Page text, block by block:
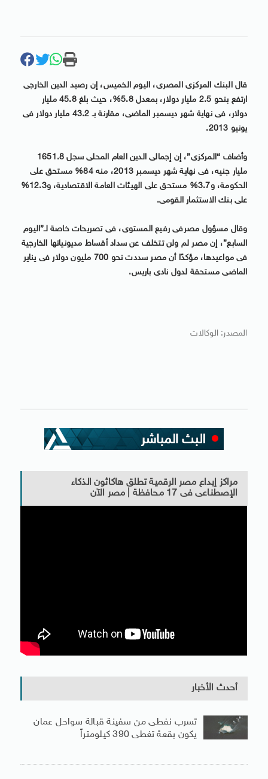
قال البنك المركزى المصرى، اليوم الخميس، إن رصيد الدين الخارجى
ارتفع بنحو 2.5 مليار دولار، بمعدل 5.8%، حيث بلغ 45.8 مليار
دولار، فى نهاية شهر ديسمبر الماضى، مقارنة بـ 43.2 مليار دولار فى
يونيو 2013.
وأضاف “المركزى”، إن إجمالى الدين العام المحلى سجل 1651.8
مليار جنيه، فى نهاية شهر ديسمبر 2013، منه 84% مستحق على
الحكومة، و3.7% مستحق على الهيئات العامة الاقتصادية، و12.3%
على بنك الاستثمار القومى.
وقال مسؤول مصرفى رفيع المستوى، فى تصريحات خاصة لـ”اليوم
السابع”، إن مصر لم ولن تتخلف عن سداد أقساط مديونياتها الخارجية
فى مواعيدها، مؤكدًا أن مصر سددت نحو 700 مليون دولار فى يناير
الماضى مستحقة لدول نادى باريس.
المصدر: الوكالات
مراكز إبداع مصر الرقمية تطلق هاكاثون الذكاء
الإصطناعى فى 17 محافظة | مصر الآن
أحدث الأخبار
تسرب نفطى من سفينة قبالة سواحل عمان
يكون بقعة تغطى 390 كيلومتراً